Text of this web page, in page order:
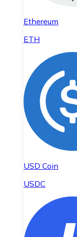
Ethereum
ETH
USD Coin
USDC